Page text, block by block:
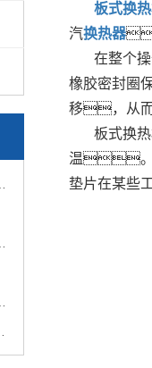
板式换
汽换热器
在整个
橡胶密封
移，从
板式换
温。
垫片在某些